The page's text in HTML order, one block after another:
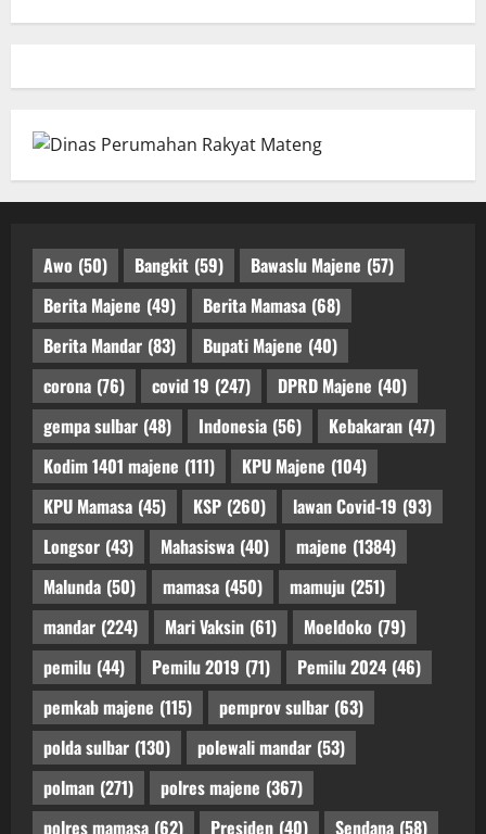
Awo (50) Bangkit (59) Bawaslu Majene (57)
Berita Majene (49) Berita Mamasa (68)
Berita Mandar (83) Bupati Majene (40)
corona (76) covid 19 (247) DPRD Majene (40)
gempa sulbar (48) Indonesia (56) Kebakaran (47)
Kodim 1401 majene (111) KPU Majene (104)
KPU Mamasa (45) KSP (260) lawan Covid-19 (93)
Longsor (43) Mahasiswa (40) majene (1384)
Malunda (50) mamasa (450) mamuju (251)
mandar (224) Mari Vaksin (61) Moeldoko (79)
pemilu (44) Pemilu 2019 (71) Pemilu 2024 (46)
pemkab majene (115) pemprov sulbar (63)
polda sulbar (130) polewali mandar (53)
polman (271) polres majene (367)
polres mamasa (62) Presiden (40) Sendana (58)